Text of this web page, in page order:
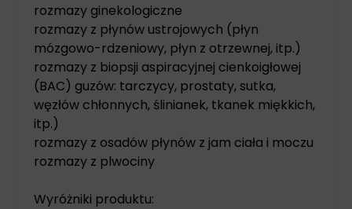
rozmazy ginekologiczne
rozmazy z płynów ustrojowych (płyn
mózgowo-rdzeniowy, płyn z otrzewnej, itp.)
rozmazy z biopsji aspiracyjnej cienkoigłowej
(BAC) guzów: tarczycy, prostaty, sutka,
węzłów chłonnych, ślinianek, tkanek miękkich,
itp.)
rozmazy z osadów płynów z jam ciała i moczu
rozmazy z plwociny
Wyróżniki produktu: